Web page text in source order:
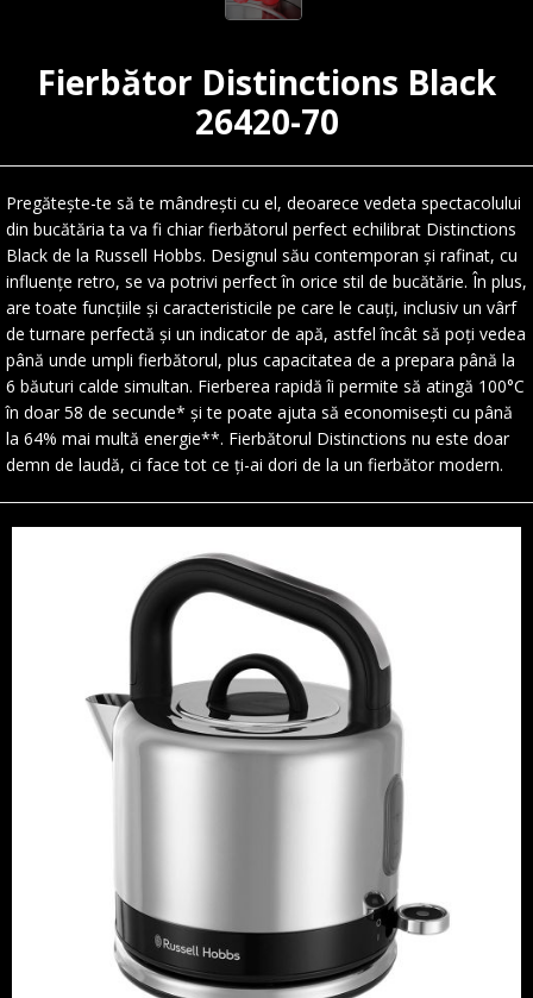
Fierbător Distinctions Black
26420-70
Pregătește-te să te mândrești cu el, deoarece vedeta spectacolului
din bucătăria ta va fi chiar fierbătorul perfect echilibrat Distinctions
Black de la Russell Hobbs. Designul său contemporan și rafinat, cu
influențe retro, se va potrivi perfect în orice stil de bucătărie. În plus,
are toate funcțiile și caracteristicile pe care le cauți, inclusiv un vârf
de turnare perfectă și un indicator de apă, astfel încât să poți vedea
până unde umpli fierbătorul, plus capacitatea de a prepara până la
6 băuturi calde simultan. Fierberea rapidă îi permite să atingă 100°C
în doar 58 de secunde* și te poate ajuta să economisești cu până
la 64% mai multă energie**. Fierbătorul Distinctions nu este doar
demn de laudă, ci face tot ce ți-ai dori de la un fierbător modern.